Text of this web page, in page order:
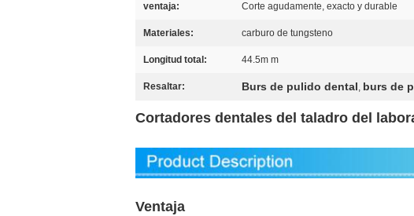
ventaja: Corte agudamente, exacto y durable
Materiales: carburo de tungsteno
Longitud total: 44.5m m
Resaltar: Burs de pulido dental, burs de
Cortadores dentales del taladro del
Ventaja